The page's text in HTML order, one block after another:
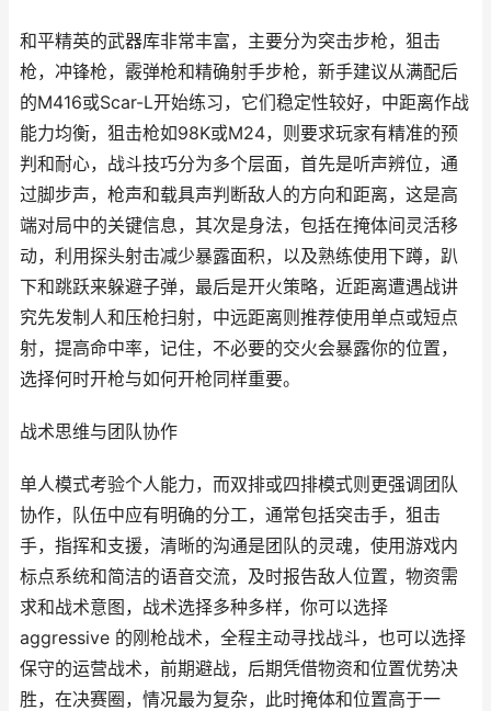
和平精英的武器库非常丰富，主要分为突击步枪，狙击
枪，冲锋枪，霰弹枪和精确射手步枪，新手建议从满配后
的M416或Scar-L开始练习，它们稳定性较好，中距离作战
能力均衡，狙击枪如98K或M24，则要求玩家有精准的预
判和耐心，战斗技巧分为多个层面，首先是听声辨位，通
过脚步声，枪声和载具声判断敌人的方向和距离，这是高
端对局中的关键信息，其次是身法，包括在掩体间灵活移
动，利用探头射击减少暴露面积，以及熟练使用下蹲，趴
下和跳跃来躲避子弹，最后是开火策略，近距离遭遇战讲
究先发制人和压枪扫射，中远距离则推荐使用单点或短点
射，提高命中率，记住，不必要的交火会暴露你的位置，
选择何时开枪与如何开枪同样重要。
战术思维与团队协作
单人模式考验个人能力，而双排或四排模式则更强调团队
协作，队伍中应有明确的分工，通常包括突击手，狙击
手，指挥和支援，清晰的沟通是团队的灵魂，使用游戏内
标点系统和简洁的语音交流，及时报告敌人位置，物资需
求和战术意图，战术选择多种多样，你可以选择
aggressive 的刚枪战术，全程主动寻找战斗，也可以选择
保守的运营战术，前期避战，后期凭借物资和位置优势决
胜，在决赛圈，情况最为复杂，此时掩体和位置高于一